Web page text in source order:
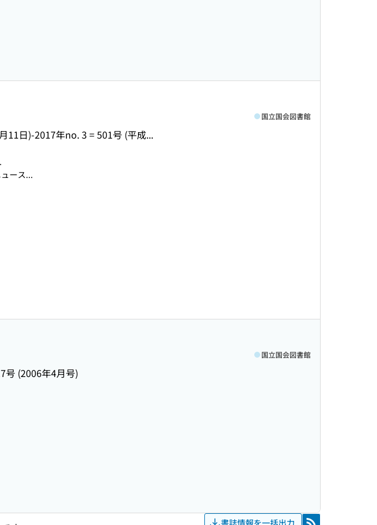
11日)-2017年no. 3 = 501号 (平成...
国立国会図書館
ース...
号 (2006年4月号)
国立国会図書館
書誌情報を一括出力